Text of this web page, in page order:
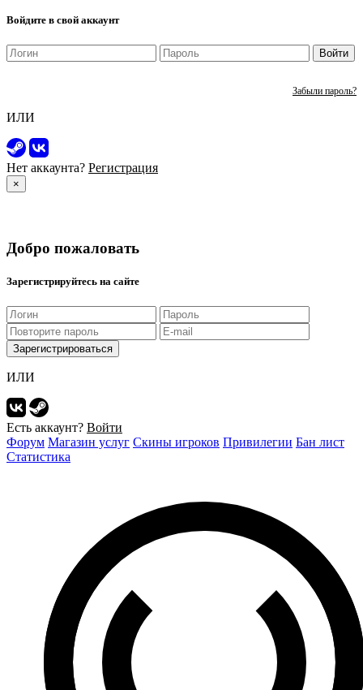
Войдите в свой аккаунт
Войти
Забыли пароль?
ИЛИ
Нет аккаунта? Регистрация
×
Добро пожаловать
Зарегистрируйтесь на сайте
Зарегистрироваться
ИЛИ
Есть аккаунт? Войти
Форум Магазин услуг Скины игроков Привилегии Бан лист
Статистика